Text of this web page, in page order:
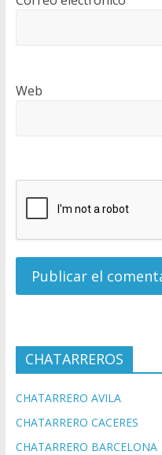
Web
CHATARREROS
CHATARRERO AVILA
CHATARRERO CACERES
CHATARRERO BARCELONA